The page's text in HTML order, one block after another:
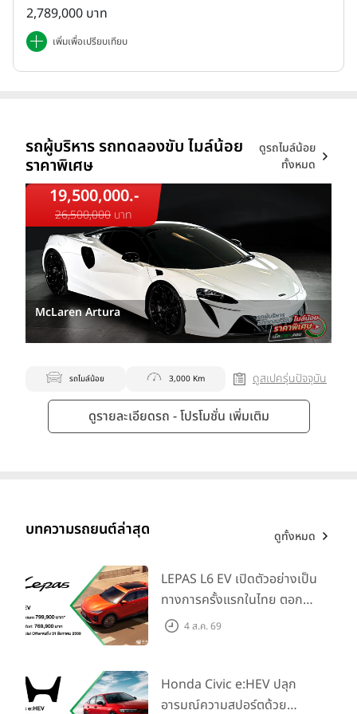
2,789,000 บาท
เพิ่มเพื่อเปรียบเทียบ
รถผู้บริหาร รถทดลองขับ ไมล์น้อย
ราคาพิเศษ
ดูรถไมล์น้อย
ทั้งหมด
19,500,000.-
26,500,000 บาท
McLaren Artura
รถไมล์น้อย 3,000 Km ดูสเปครุ่นปัจจุบัน
ดูรายละเอียดรถ - โปรโมชั่น เพิ่มเติม
บทความรถยนต์ล่าสุด ดูทั้งหมด
LEPAS L6 EV เปิดตัวอย่างเป็น
ทางการครั้งแรกในไทย ตอกย้ำ
วิสัยทัศน์ “Drive Your
4 ส.ค. 69
Honda Civic e:HEV ปลุก
อารมณ์ความสปอร์ตด้วย